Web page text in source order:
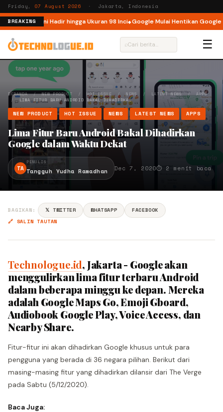
Friday, 07 August 2026 · Jakarta, Indonesia
BREAKINGKini Hadir hingga Ukuran 98 Inci Google Mulai Hentikan Google
⌕ ☰
BERANDA/NEW PRODUCT / HOT ISSUE /NEWS/ LATEST NEWS/ APPS
/ LIMA FITUR BARU ANDROID BAKAL DIHADIRKA…
NEW PRODUCT HOT ISSUE NEWS LATEST NEWS APPS
Lima Fitur Baru Android Bakal Dihadirkan
Google dalam Waktu Dekat
TA
PENULIS
Tangguh Yudha Ramadhan Dec 7, 2020⏱ 2 menit baca
BAGIKAN: 𝕏 TWITTER WHATSAPP
FACEBOOK
🔗 SALIN TAUTAN
Technologue.id, Jakarta - Google akan
menggulirkan lima fitur terbaru Android
dalam beberapa minggu ke depan. Mereka
adalah Google Maps Go, Emoji Gboard,
Audiobook Google Play, Voice Access, dan
Nearby Share.
Fitur-fitur ini akan dihadirkan Google khusus untuk para
pengguna yang berada di 36 negara pilihan. Berikut dari
masing-masing fitur yang dihadirkan dilansir dari The Verge
pada Sabtu (5/12/2020).
Baca Juga: